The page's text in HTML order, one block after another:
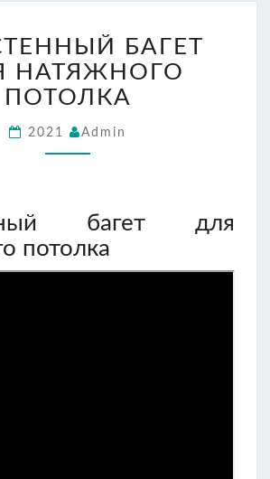
БАГЕТ
ДЛЯ
НАТЯЖНОГО
ПОТОЛКА
БАГЕТ
НАТЯЖНОГО
ПОТОЛКА
2021 Admin
багет для
потолка